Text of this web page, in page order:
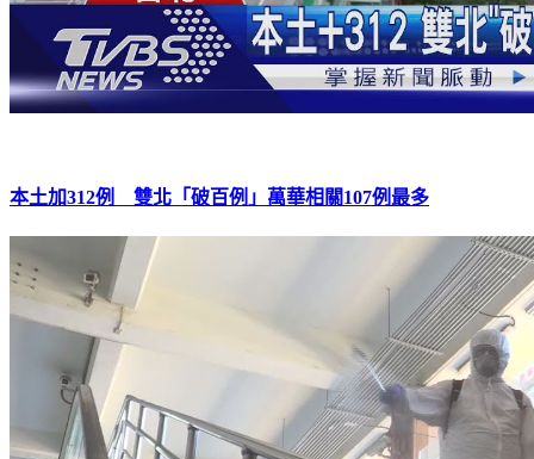
本土加312例 雙北「破百例」萬華相關107例最多